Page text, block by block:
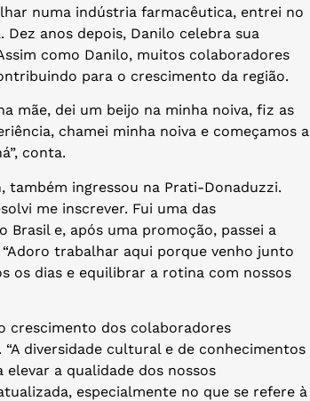
numa indústria farmacêutica, entrei no
Dez anos depois, Danilo celebra sua
como Danilo, muitos colaboradores
para o crescimento da região.
mãe, dei um beijo na minha noiva, fiz as
chamei minha noiva e começamos a
conta.
também ingressou na Prati-Donaduzzi.
me inscrever. Fui uma das
Brasil e, após uma promoção, passei a
trabalhar aqui porque venho junto
os dias e equilibrar a rotina com nossos
crescimento dos colaboradores
diversidade cultural e de conhecimentos
a qualidade dos nossos
especialmente no que se refere à